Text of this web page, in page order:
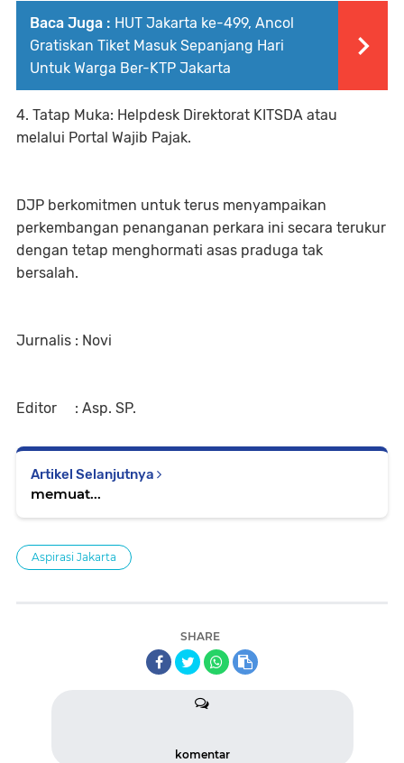
Baca Juga : HUT Jakarta ke-499, Ancol
Gratiskan Tiket Masuk Sepanjang Hari
Untuk Warga Ber-KTP Jakarta
4. Tatap Muka: Helpdesk Direktorat KITSDA atau
melalui Portal Wajib Pajak.
DJP berkomitmen untuk terus menyampaikan
perkembangan penanganan perkara ini secara terukur
dengan tetap menghormati asas praduga tak
bersalah.
Jurnalis : Novi
Editor : Asp. SP.
Artikel Selanjutnya
memuat...
Aspirasi Jakarta
SHARE
komentar